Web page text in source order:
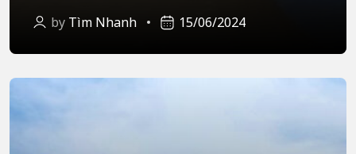
by Tìm Nhanh 15/06/2024